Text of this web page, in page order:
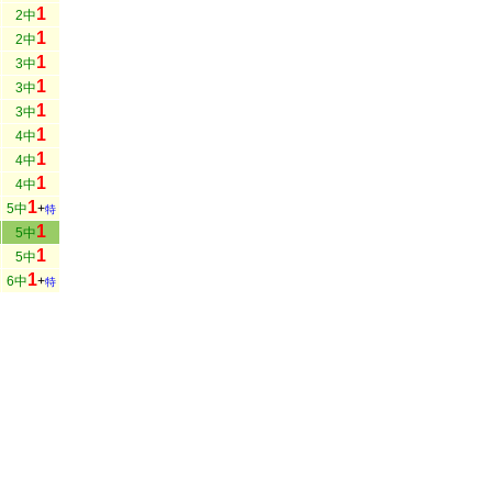
2中1
2中1
3中1
3中1
3中1
4中1
4中1
4中1
5中1+特
5中1
5中1
6中1+特